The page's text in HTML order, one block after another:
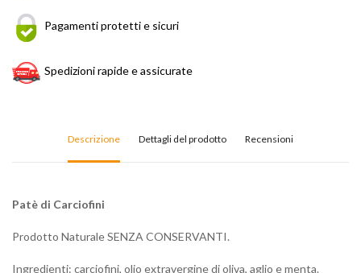
Pagamenti protetti e sicuri
Spedizioni rapide e assicurate
Descrizione Dettagli del prodotto Recensioni
Patè di Carciofini
Prodotto Naturale SENZA CONSERVANTI.
Ingredienti: carciofini, olio extravergine di oliva, aglio e menta.